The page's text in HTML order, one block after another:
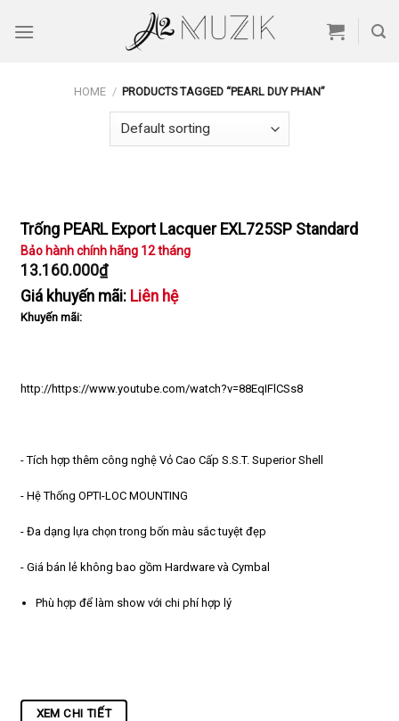
HOME / PRODUCTS TAGGED “PEARL DUY PHAN”
Trống PEARL Export Lacquer EXL725SP Standard
Bảo hành chính hãng 12 tháng
13.160.000₫
Giá khuyến mãi: Liên hệ
Khuyến mãi:
http://https://www.youtube.com/watch?v=88EqIFlCSs8
- Tích hợp thêm công nghệ Vỏ Cao Cấp S.S.T. Superior Shell
- Hệ Thống OPTI-LOC MOUNTING
- Đa dạng lựa chọn trong bốn màu sắc tuyệt đẹp
- Giá bán lẻ không bao gồm Hardware và Cymbal
Phù hợp để làm show với chi phí hợp lý
XEM CHI TIẾT